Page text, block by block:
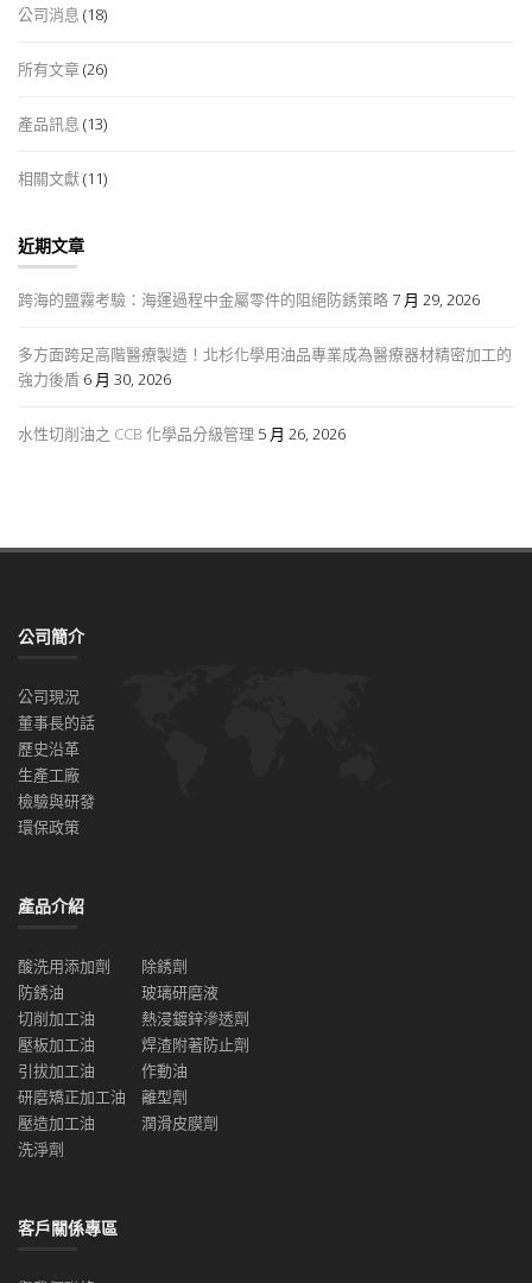
公司消息 (18)
所有文章(26)
產品訊息 (13)
相關文獻(11)
近期文章
跨海的鹽霧考驗：海運過程中金屬零件的阻絕防銹策略 7 月 29, 2026
多方面跨足高階醫療製造！北杉化學用油品專業成為醫療器材精密加工的
強力後盾 6 月 30, 2026
水性切削油之 CCB 化學品分級管理 5 月 26, 2026
公司簡介
公司現況
董事長的話
歷史沿革
生產工廠
檢驗與研發
環保政策
產品介紹
酸洗用添加劑
除銹劑
防銹油
玻璃研磨液
切削加工油
熱浸鍍鋅滲透劑
壓板加工油
焊渣附著防止劑
引拔加工油
作動油
研磨矯正加工油
離型劑
壓造加工油
潤滑皮膜劑
洗淨劑
客戶關係專區